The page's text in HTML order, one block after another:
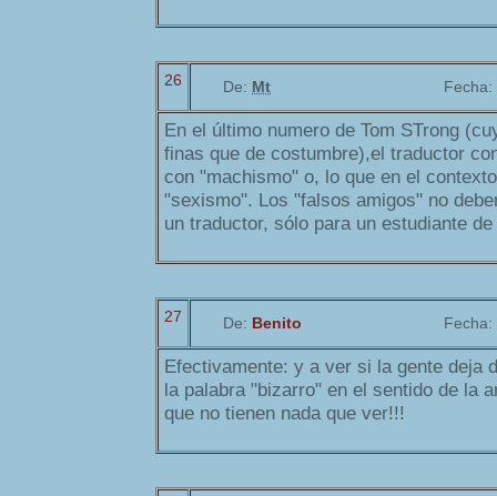
26 De: Mt Fecha:
En el último numero de Tom STrong
finas que de costumbre),el traductor
con "machismo" o, lo que en el
"sexismo". Los "falsos amigos" no
un traductor, sólo para un estudiante
27 De: Benito Fecha:
Efectivamente: y a ver si la gente deja
la palabra "bizarro" en el sentido de la
que no tienen nada que ver!!!